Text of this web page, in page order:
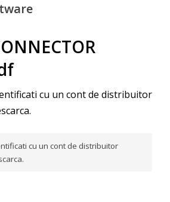
cu un cont de distribuitor
cu un cont de distribuitor